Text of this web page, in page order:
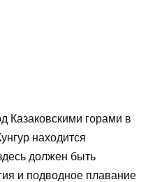
Казаковскими горами в
находится
должен быть
и подводное плавание